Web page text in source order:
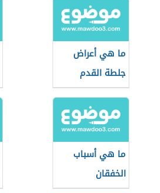
ما هي أعراض
جلطة القدم
ما هي أسباب
الخفقان